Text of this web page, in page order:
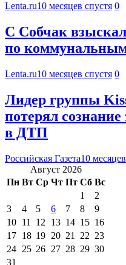
Lenta.ru10 месяцев спустя 0
С Собчак
по
Lenta.ru10 месяцев спустя 0
Лидер группы
потерял
в ДТП
Российская Газета10
Август 2026
Пн Вт Ср Чт Пт Сб Вс
1
2
3
4 5 6 7 8
9
10 11 12 13 14 15 16
17 18 19 20 21 22 23
24 25 26 27 28 29 30
31